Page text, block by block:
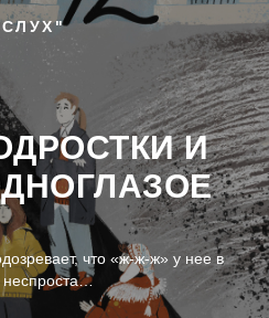
И
что «ж-ж-ж» у нее в
неспроста…